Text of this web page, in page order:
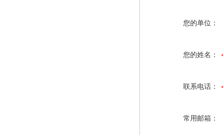
您的单位：
您的姓名：
联系电话：
常用邮箱：